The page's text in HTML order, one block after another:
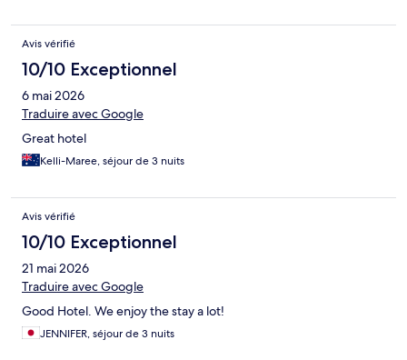
Avis vérifié
10/10 Exceptionnel
6 mai 2026
Traduire avec Google
Great hotel
Kelli-Maree, séjour de 3 nuits
Avis vérifié
10/10 Exceptionnel
21 mai 2026
Traduire avec Google
Good Hotel. We enjoy the stay a lot!
JENNIFER, séjour de 3 nuits